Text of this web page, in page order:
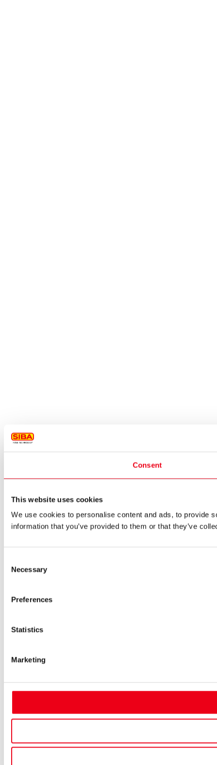
Consent
This website uses cookies
We use cookies to personalise content and ads, to provide
information that you’ve provided to them or that they’ve
Selection
Necessary
Preferences
Statistics
Marketing